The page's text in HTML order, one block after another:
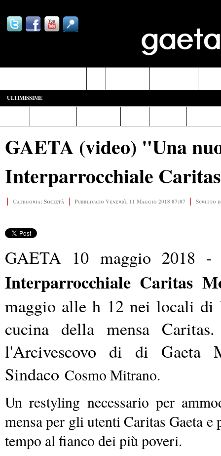
ULTIMISSIME
GAETA (video) "Una
Interparrocchiale
Categoria: Società Pubblicato Venerdì, 11 Maggio 2018 07:07 Scritto
GAETA 10 maggio 2018 -
Interparrocchiale Caritas
maggio alle h 12 nei locali
cucina della mensa
l'Arcivescovo di di Gaeta
Sindaco Cosmo Mitrano.
Un restyling necessario per
mensa per gli utenti Caritas Gaeta
tempo al fianco dei più poveri.